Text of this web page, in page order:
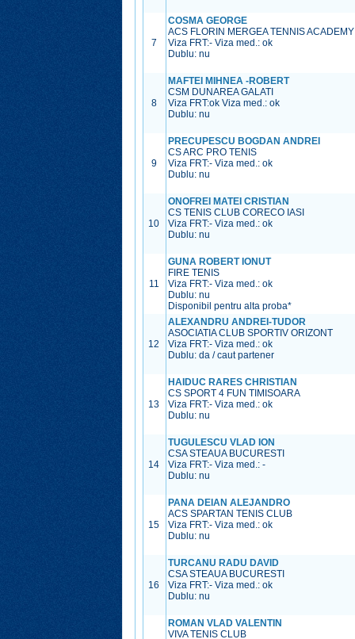
7
COSMA GEORGE
ACS FLORIN MERGEA TENNIS ACADEMY
Viza FRT:- Viza med.:ok
Dublu: nu
8
MAFTEI MIHNEA -ROBERT
CSM DUNAREA GALATI
Viza FRT:ok Viza med.:ok
Dublu: nu
9
PRECUPESCU BOGDAN ANDREI
CS ARC PRO TENIS
Viza FRT:- Viza med.:ok
Dublu: nu
10
ONOFREI MATEI CRISTIAN
CS TENIS CLUB CORECO IASI
Viza FRT:- Viza med.:ok
Dublu: nu
11
GUNA ROBERT IONUT
FIRE TENIS
Viza FRT:- Viza med.:ok
Dublu: nu
Disponibil pentru alta proba*
12
ALEXANDRU ANDREI-TUDOR
ASOCIATIA CLUB SPORTIV ORIZONT
Viza FRT:- Viza med.:ok
Dublu: da / caut partener
13
HAIDUC RARES CHRISTIAN
CS SPORT 4 FUN TIMISOARA
Viza FRT:- Viza med.:ok
Dublu: nu
14
TUGULESCU VLAD ION
CSA STEAUA BUCURESTI
Viza FRT:- Viza med.:-
Dublu: nu
15
PANA DEIAN ALEJANDRO
ACS SPARTAN TENIS CLUB
Viza FRT:- Viza med.:ok
Dublu: nu
16
TURCANU RADU DAVID
CSA STEAUA BUCURESTI
Viza FRT:- Viza med.:ok
Dublu: nu
ROMAN VLAD VALENTIN
VIVA TENIS CLUB